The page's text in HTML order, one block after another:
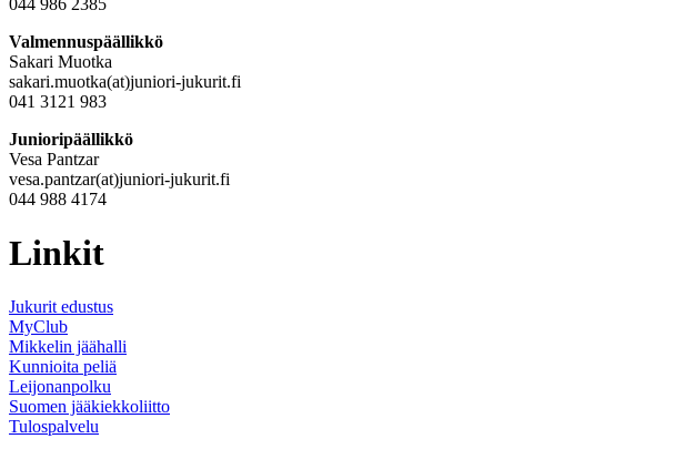
Valmennuspäällikkö
Sakari Muotka
sakari.muotka(at)juniori-jukurit.fi
041 3121 983
Junioripäällikkö
Vesa Pantzar
vesa.pantzar(at)juniori-jukurit.fi
044 988 4174
Linkit
Jukurit edustus
MyClub
Mikkelin jäähalli
Kunnioita peliä
Leijonanpolku
Suomen jääkiekkoliitto
Tulospalvelu